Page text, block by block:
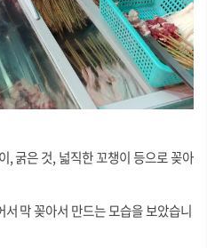
, 굵은 것, 넓직한 꼬챙이 등으로 꽂아
막 꽂아서 만드는 모습을 보았습니